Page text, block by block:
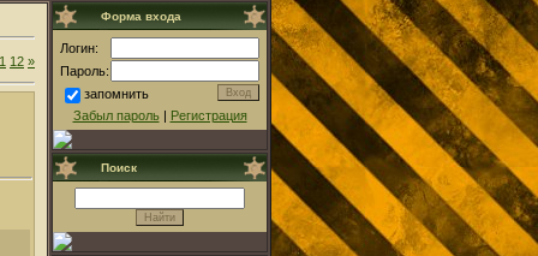
12 »
Форма входа
Логин:
Пароль:
запомнить
Забыл пароль| Регистрация
Поиск